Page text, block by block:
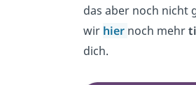
das aber noch nicht
wir hier noch mehr
dich.